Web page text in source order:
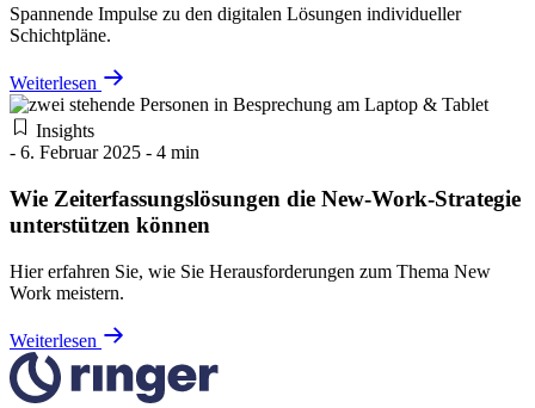
Spannende Impulse zu den digitalen Lösungen individueller
Schichtpläne.
Weiterlesen
Insights
- 6. Februar 2025 - 4 min
Wie Zeiterfassungslösungen die New-Work-Strategie
unterstützen können
Hier erfahren Sie, wie Sie Herausforderungen zum Thema New
Work meistern.
Weiterlesen